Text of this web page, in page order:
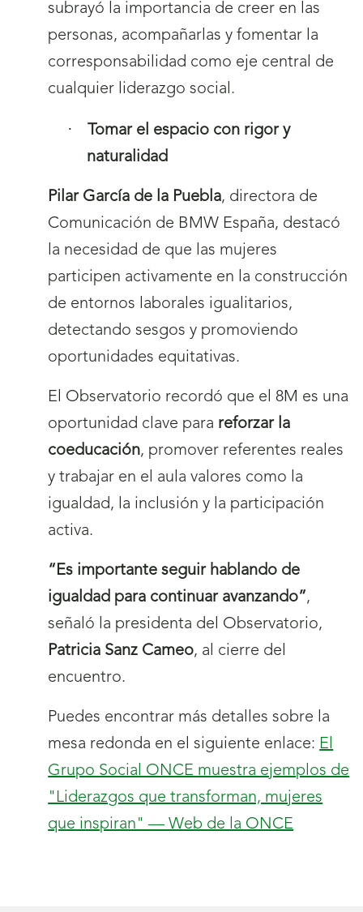
subrayó la importancia de creer en las
personas, acompañarlas y fomentar la
corresponsabilidad como eje central de
cualquier liderazgo social.
·
Tomar el espacio con rigor y
naturalidad
Pilar García de la Puebla, directora de
Comunicación de BMW España, destacó
la necesidad de que las mujeres
participen activamente en la construcción
de entornos laborales igualitarios,
detectando sesgos y promoviendo
oportunidades equitativas.
El Observatorio recordó que el 8M es una
oportunidad clave para reforzar la
coeducación, promover referentes reales
y trabajar en el aula valores como la
igualdad, la inclusión y la participación
activa.
“Es importante seguir hablando de
igualdad para continuar avanzando”,
señaló la presidenta del Observatorio,
Patricia Sanz Cameo, al cierre del
encuentro.
Puedes encontrar más detalles sobre la
mesa redonda en el siguiente enlace: El
Grupo Social ONCE muestra ejemplos de
"Liderazgos que transforman, mujeres
que inspiran" — Web de la ONCE